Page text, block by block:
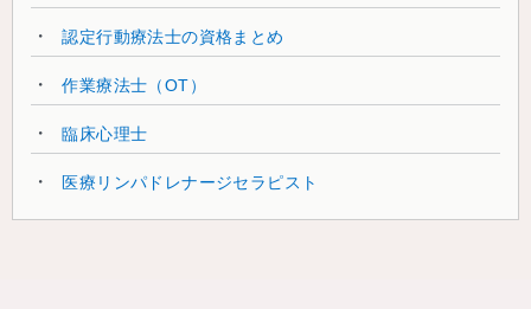
認定行動療法士の資格まとめ
作業療法士（OT）
臨床心理士
医療リンパドレナージセラピスト